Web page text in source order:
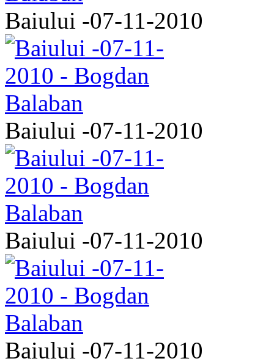
Baiului -07-11-2010
Baiului -07-11-2010
Baiului -07-11-2010
Baiului -07-11-2010